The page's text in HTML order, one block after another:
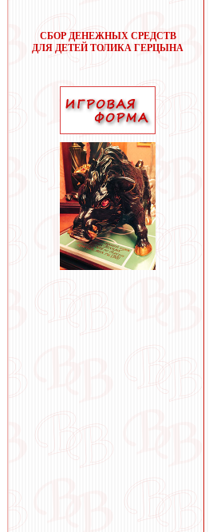
СБОР ДЕНЕЖНЫХ СРЕДСТВ
ДЛЯ ДЕТЕЙ ТОЛИКА ГЕРЦЫНА